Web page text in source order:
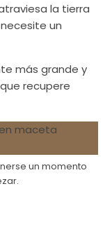
la tierra
un
más grande y
recupere
un momento